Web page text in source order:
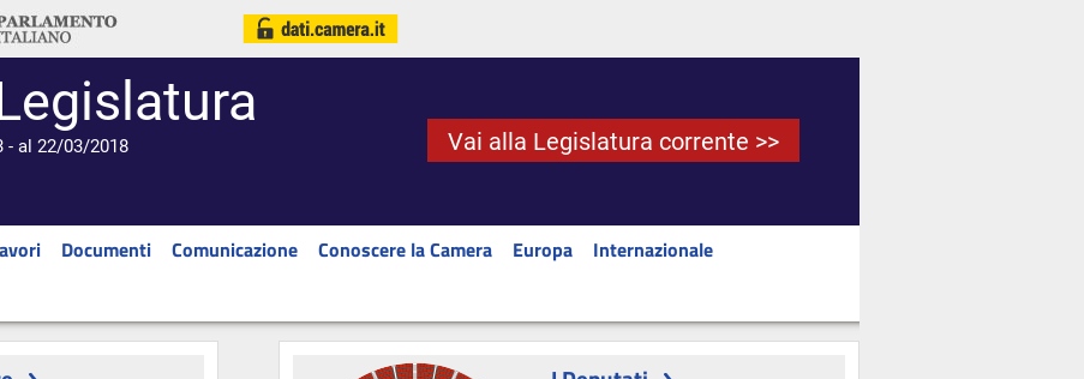
- al 22/03/2018 Vai alla Legislatura corrente >>
Documenti Comunicazione Conoscere la Camera Europa
Internazionale